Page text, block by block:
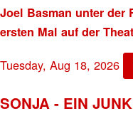
Joel Basman unter der
ersten Mal auf der
Tuesday, Aug 18, 2026
SONJA - EIN